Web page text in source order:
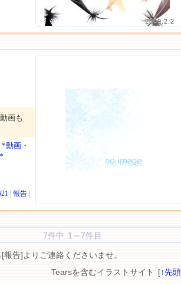
2009.2.2
画も
*動画・
*
報告
7件中 1～7件目
告]よりご連絡くださいませ。
Tearsを含むイラストサイト [↑先